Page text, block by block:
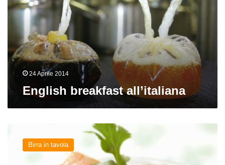
24 Aprile 2014
English breakfast all’italiana
Birra in tavola